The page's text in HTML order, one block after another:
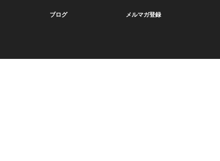
ブログ メルマガ登録